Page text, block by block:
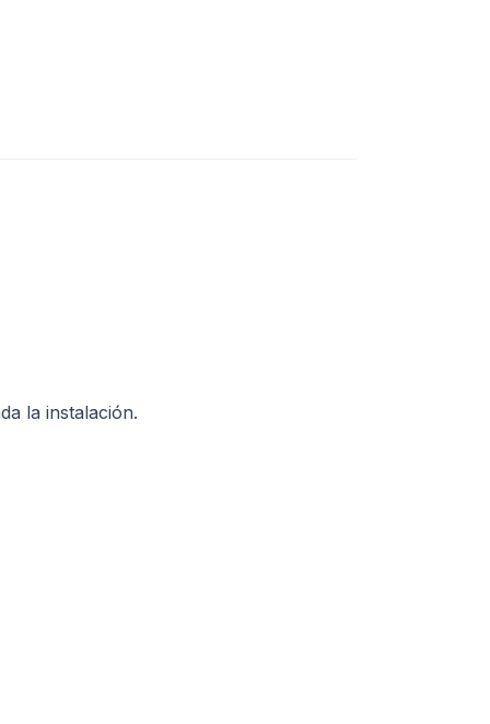
la instalación.